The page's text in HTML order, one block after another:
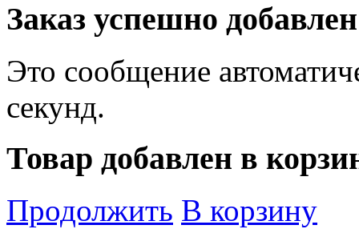
Заказ успешно
Это сообщение
секунд.
Товар добавлен в
Продолжить В корзину